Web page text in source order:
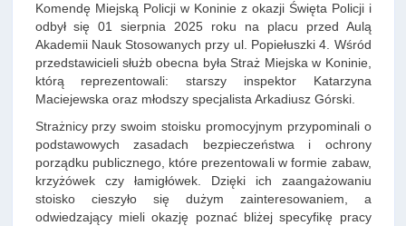
Komendę Miejską Policji w Koninie z okazji Święta Policji i
odbył się 01 sierpnia 2025 roku na placu przed Aulą
Akademii Nauk Stosowanych przy ul. Popiełuszki 4. Wśród
przedstawicieli służb obecna była Straż Miejska w Koninie,
którą reprezentowali: starszy inspektor Katarzyna
Maciejewska oraz młodszy specjalista Arkadiusz Górski.
Strażnicy przy swoim stoisku promocyjnym przypominali o
podstawowych zasadach bezpieczeństwa i ochrony
porządku publicznego, które prezentowali w formie zabaw,
krzyżówek czy łamigłówek. Dzięki ich zaangażowaniu
stoisko cieszyło się dużym zainteresowaniem, a
odwiedzający mieli okazję poznać bliżej specyfikę pracy